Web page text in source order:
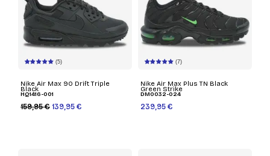
(5)
Nike Air Max 90 Drift Triple
Black
HQ1416-001
159,95 € 139,95 €
(7)
Nike Air Max Plus TN Black
Green Strike
DM0032-024
239,95 €